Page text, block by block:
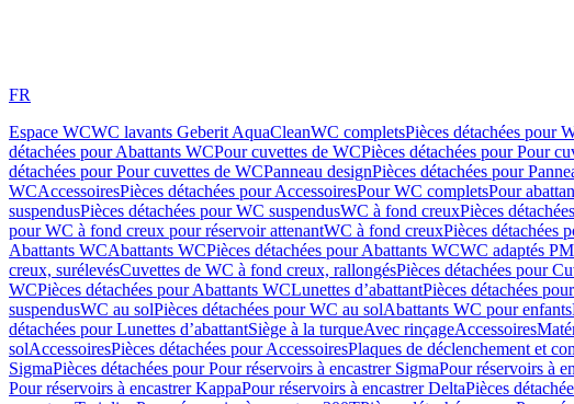
FR
Espace WCWC lavants Geberit AquaCleanWC completsPièces détachées pour
détachées pour Abattants WCPour cuvettes de WCPièces détachées pour Pour
détachées pour Pour cuvettes de WCPanneau designPièces détachées pour
WCAccessoiresPièces détachées pour AccessoiresPour WC completsPour
suspendusPièces détachées pour WC suspendusWC à fond creuxPièces
pour WC à fond creux pour réservoir attenantWC à fond creuxPièces détachées
Abattants WCAbattants WCPièces détachées pour Abattants WCWC adaptés
creux, surélevésCuvettes de WC à fond creux, rallongésPièces détachées pour
WCPièces détachées pour Abattants WCLunettes d’abattantPièces détachées
suspendusWC au solPièces détachées pour WC au solAbattants WC pour enfants
détachées pour Lunettes d’abattantSiège à la turqueAvec rinçageAccessoires
solAccessoiresPièces détachées pour AccessoiresPlaques de déclenchement et
SigmaPièces détachées pour Pour réservoirs à encastrer SigmaPour réservoirs à
Pour réservoirs à encastrer KappaPour réservoirs à encastrer DeltaPièces